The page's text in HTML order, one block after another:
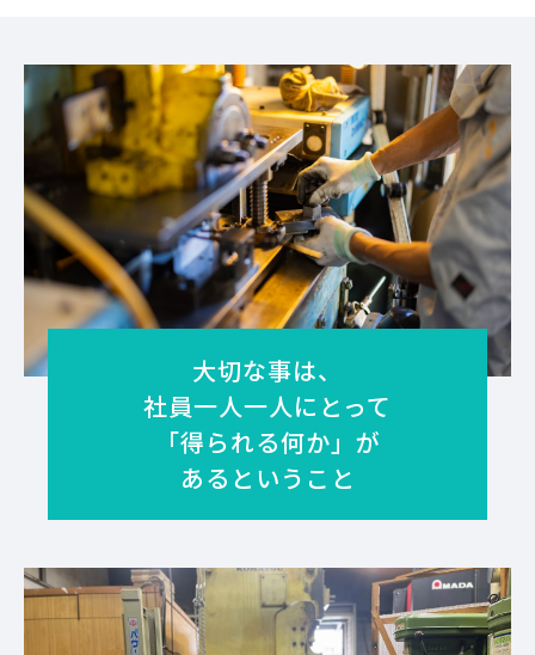
大切な事は、
社員一人一人にとって
「得られる何か」が
あるということ